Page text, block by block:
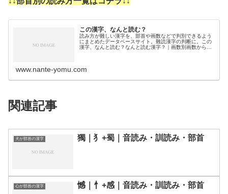
この漢字、なんと読む？
読み方が難しい漢字を、部首や画数などで判別できるよう
にまとめたデータベースサイト。難読漢字の判断に。この
漢字、なんと読む？なんと読む漢字？｜画数別画数から漢
www.nante-yomu.com
関連記事
犬が部首の漢字 獨｜⺨+蜀｜音読み・訓読み・部首
心が部首の漢字 憾｜忄+感｜音読み・訓読み・部首